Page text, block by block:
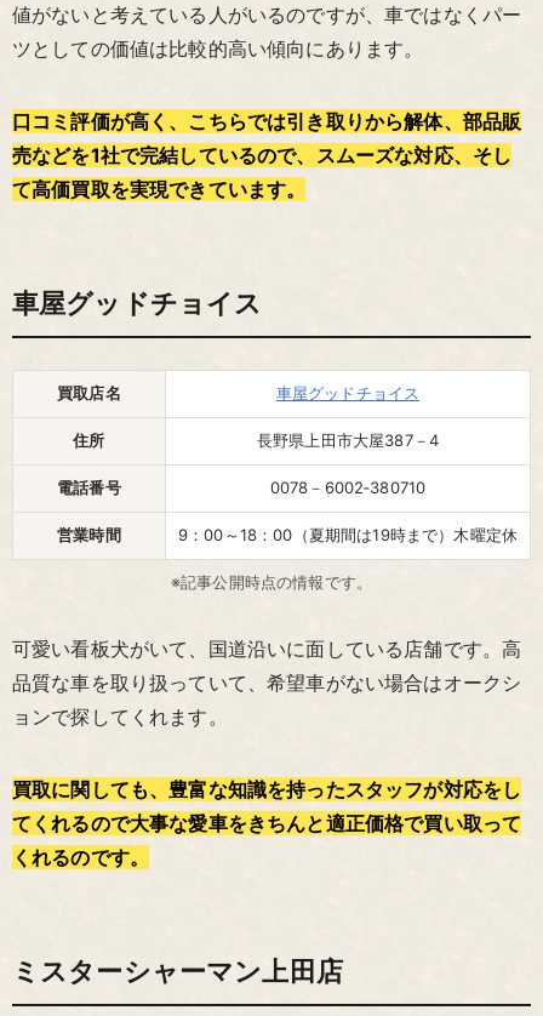
値がないと考えている人がいるのですが、車ではなくパー
ツとしての価値は比較的高い傾向にあります。
口コミ評価が高く、こちらでは引き取りから解体、部品販
売などを1社で完結しているので、スムーズな対応、そし
て高価買取を実現できています。
車屋グッドチョイス
買取店名 車屋グッドチョイス
住所 長野県上田市大屋387－4
電話番号 0078－6002‐380710
営業時間 9：00～18：00（夏期間は19時まで）木曜定休
※記事公開時点の情報です。
可愛い看板犬がいて、国道沿いに面している店舗です。高
品質な車を取り扱っていて、希望車がない場合はオークシ
ョンで探してくれます。
買取に関しても、豊富な知識を持ったスタッフが対応をし
てくれるので大事な愛車をきちんと適正価格で買い取って
くれるのです。
ミスターシャーマン上田店